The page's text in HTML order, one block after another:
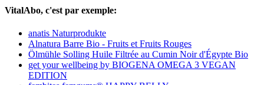
VitalAbo, c'est par exemple:
anatis Naturprodukte
Alnatura Barre Bio - Fruits et Fruits Rouges
Ölmühle Solling Huile Filtrée au Cumin Noir d'Égypte Bio
get your wellbeing by BIOGENA OMEGA 3 VEGAN
EDITION